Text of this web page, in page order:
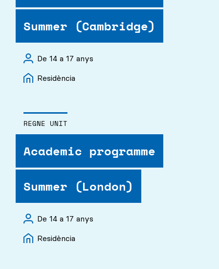
Summer (Cambridge)
De 14 a 17 anys
Residència
REGNE UNIT
Academic programme
Summer (London)
De 14 a 17 anys
Residència